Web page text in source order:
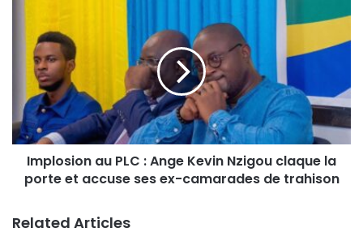
Implosion au PLC : Ange Kevin Nzigou claque la
porte et accuse ses ex-camarades de trahison
Related Articles